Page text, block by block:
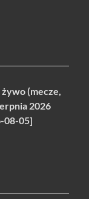
żywo (mecze,
2026
08-05]